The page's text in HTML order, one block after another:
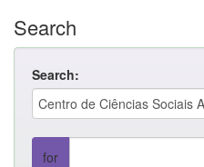
Search
Search:
for